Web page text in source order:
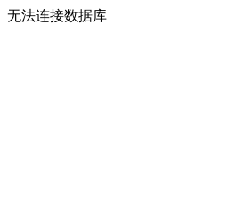
无法连接数据库